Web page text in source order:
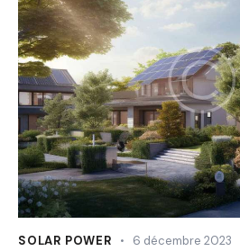
SOLAR POWER 6 décembre 2023